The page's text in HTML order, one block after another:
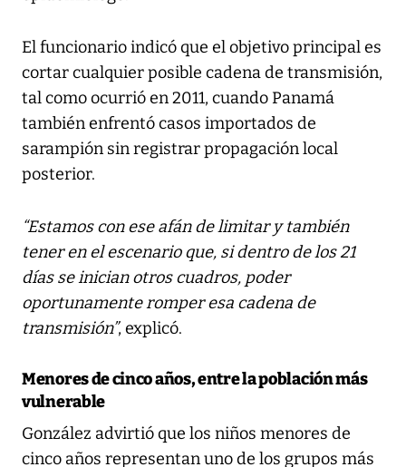
El funcionario indicó que el objetivo principal es
cortar cualquier posible cadena de transmisión,
tal como ocurrió en 2011, cuando Panamá
también enfrentó casos importados de
sarampión sin registrar propagación local
posterior.
“Estamos con ese afán de limitar y también
tener en el escenario que, si dentro de los 21
días se inician otros cuadros, poder
oportunamente romper esa cadena de
transmisión”, explicó.
Menores de cinco años, entre la población más
vulnerable
González advirtió que los niños menores de
cinco años representan uno de los grupos más